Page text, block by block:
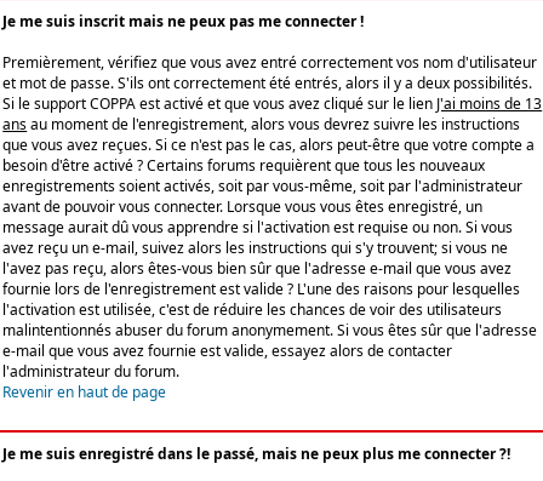
Je me suis inscrit mais ne peux pas me connecter !
Premièrement, vérifiez que vous avez entré correctement vos nom d'utilisateur
et mot de passe. S'ils ont correctement été entrés, alors il y a deux possibilités.
Si le support COPPA est activé et que vous avez cliqué sur le lien J'ai moins de 13
ansau moment de l'enregistrement, alors vous devrez suivre les instructions
que vous avez reçues. Si ce n'est pas le cas, alors peut-être que votre compte a
besoin d'être activé ? Certains forums requièrent que tous les nouveaux
enregistrements soient activés, soit par vous-même, soit par l'administrateur
avant de pouvoir vous connecter. Lorsque vous vous êtes enregistré, un
message aurait dû vous apprendre si l'activation est requise ou non. Si vous
avez reçu un e-mail, suivez alors les instructions qui s'y trouvent; si vous ne
l'avez pas reçu, alors êtes-vous bien sûr que l'adresse e-mail que vous avez
fournie lors de l'enregistrement est valide ? L'une des raisons pour lesquelles
l'activation est utilisée, c'est de réduire les chances de voir des utilisateurs
malintentionnés abuser du forum anonymement. Si vous êtes sûr que l'adresse
e-mail que vous avez fournie est valide, essayez alors de contacter
l'administrateur du forum.
Revenir en haut de page
Je me suis enregistré dans le passé, mais ne peux plus me connecter ?!